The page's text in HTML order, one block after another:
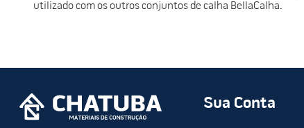
utilizado com os outros conjuntos de calha BellaCalha.
Sua Conta